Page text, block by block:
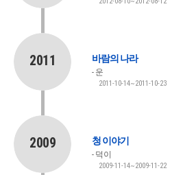
2011 바람의 나라
운
2011-10-14~2011-10-23
2009 청 이야기
덕이
2009-11-14~2009-11-22